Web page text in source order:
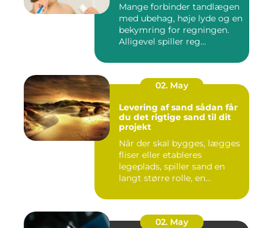
Mange forbinder tandlægen
med ubehag, høje lyde og en
bekymring for regningen.
Alligevel spiller reg...
02. May
Levering af sand sådan får
du det rigtige sand til dit
projekt
Når der skal bygges, lægges
fliser eller etableres
legeplads, spiller sand en
langt større rolle, en...
02. May